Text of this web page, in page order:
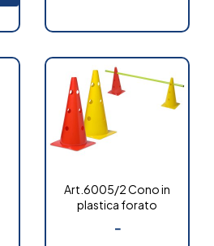
Art.6005/2 Cono in
plastica forato
-